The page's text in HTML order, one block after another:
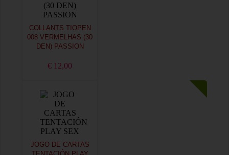
COLLANTS TIOPEN
008 VERMELHAS (30
DEN) PASSION
€ 12,00
JOGO DE CARTAS